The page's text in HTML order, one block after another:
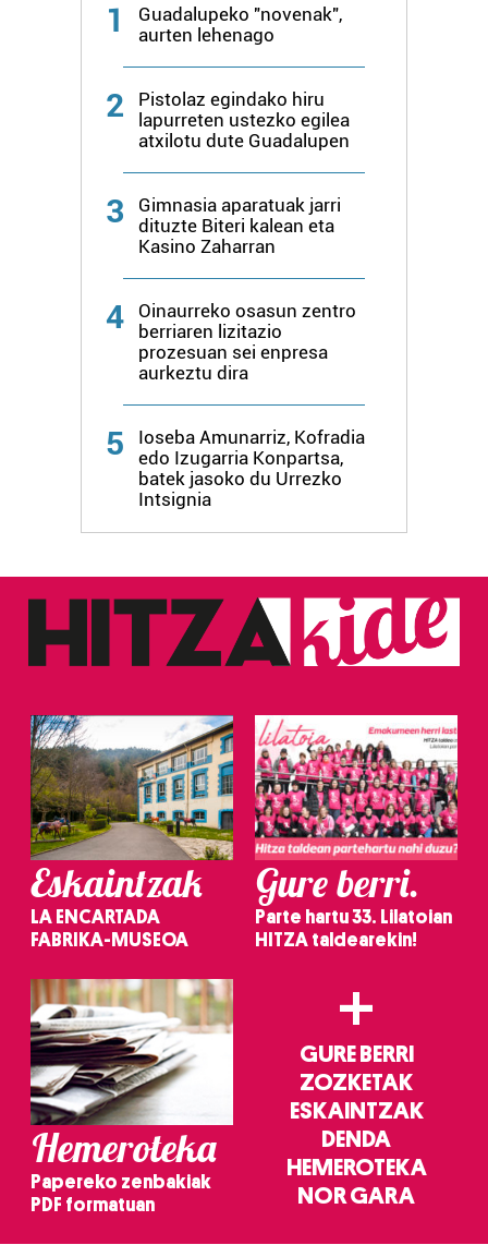
1
Guadalupeko "novenak",
aurten lehenago
2
Pistolaz egindako hiru
lapurreten ustezko egilea
atxilotu dute Guadalupen
3
Gimnasia aparatuak jarri
dituzte Biteri kalean eta
Kasino Zaharran
4
Oinaurreko osasun zentro
berriaren lizitazio
prozesuan sei enpresa
aurkeztu dira
5
Ioseba Amunarriz, Kofradia
edo Izugarria Konpartsa,
batek jasoko du Urrezko
Intsignia
Eskaintzak
LA ENCARTADA
FABRIKA-MUSEOA
Gure berri.
Parte hartu 33. Lilatoian
HITZA taldearekin!
Hemeroteka
Papereko zenbakiak
PDF formatuan
+
GURE BERRI
ZOZKETAK
ESKAINTZAK
DENDA
HEMEROTEKA
NOR GARA